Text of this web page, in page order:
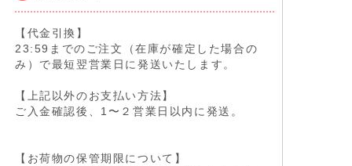
【代金引換】
23:59までのご注文（在庫が確定した場合の
み）で最短翌営業日に発送いたします。
【上記以外のお支払い方法】
ご入金確認後、1〜２営業日以内に発送。
【お荷物の保管期限について】